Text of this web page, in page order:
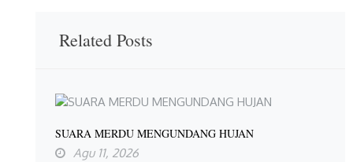
Related Posts
SUARA MERDU MENGUNDANG HUJAN
Agu 11, 2026